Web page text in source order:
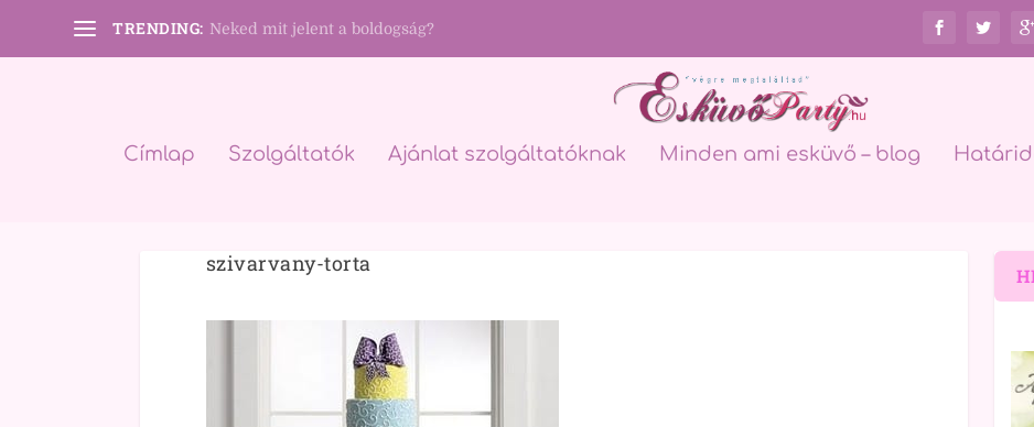
TRENDING: Neked mit jelent a boldogság?
Címlap Szolgáltatók Ajánlat szolgáltatóknak Minden ami esküvő – blog
szivarvany-torta